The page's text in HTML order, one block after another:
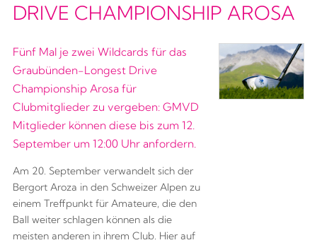
DRIVE CHAMPIONSHIP AROSA
Fünf Mal je zwei Wildcards für das
Graubünden-Longest Drive
Championship Arosa für
Clubmitglieder zu vergeben: GMVD
Mitglieder können diese bis zum 12.
September um 12:00 Uhr anfordern.
Am 20. September verwandelt sich der
Bergort Aroza in den Schweizer Alpen zu
einem Treffpunkt für Amateure, die den
Ball weiter schlagen können als die
meisten anderen in ihrem Club. Hier auf